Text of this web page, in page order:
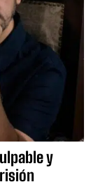
y